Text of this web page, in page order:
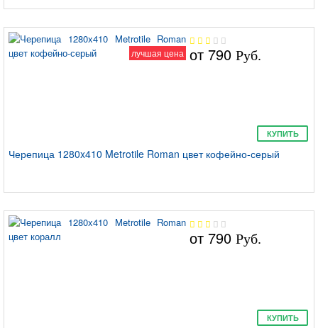
лучшая цена от 790 Руб.
КУПИТЬ
Черепица 1280x410 Metrotile Roman цвет кофейно-серый
от 790 Руб.
КУПИТЬ